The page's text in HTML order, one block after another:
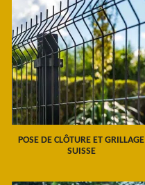
POSE DE CLÔTURE ET GRILLAGE
SUISSE